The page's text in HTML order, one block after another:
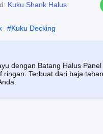
Kuku Shank Halus
#Kuku Decking
dengan Batang Halus
Terbuat dari baja